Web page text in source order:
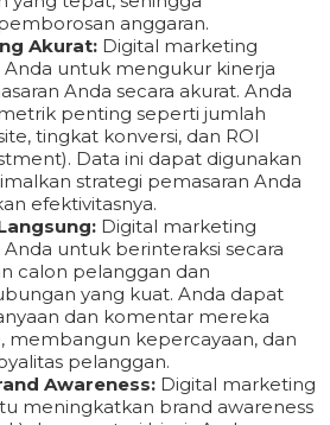
anggaran.
Akurat: Digital marketing
untuk mengukur kinerja
Anda secara akurat. Anda
penting seperti jumlah
tingkat konversi, dan ROI
Data ini dapat digunakan
strategi pemasaran Anda
efektivitasnya.
Digital marketing
untuk berinteraksi secara
calon pelanggan dan
yang kuat. Anda dapat
dan komentar mereka
membangun kepercayaan, dan
pelanggan.
Awareness: Digital marketing
meningkatkan brand awareness